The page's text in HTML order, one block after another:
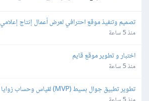
تصميم وتنفيذ موقع احترافي لعرض أعمال إنتاج إعلامي
منذ 5 ساعة
اختبار و تطوير موقع قايم
منذ 5 ساعة
تطوير تطبيق جوال بسيط (MVP) لقياس وحساب زوايا الكتف